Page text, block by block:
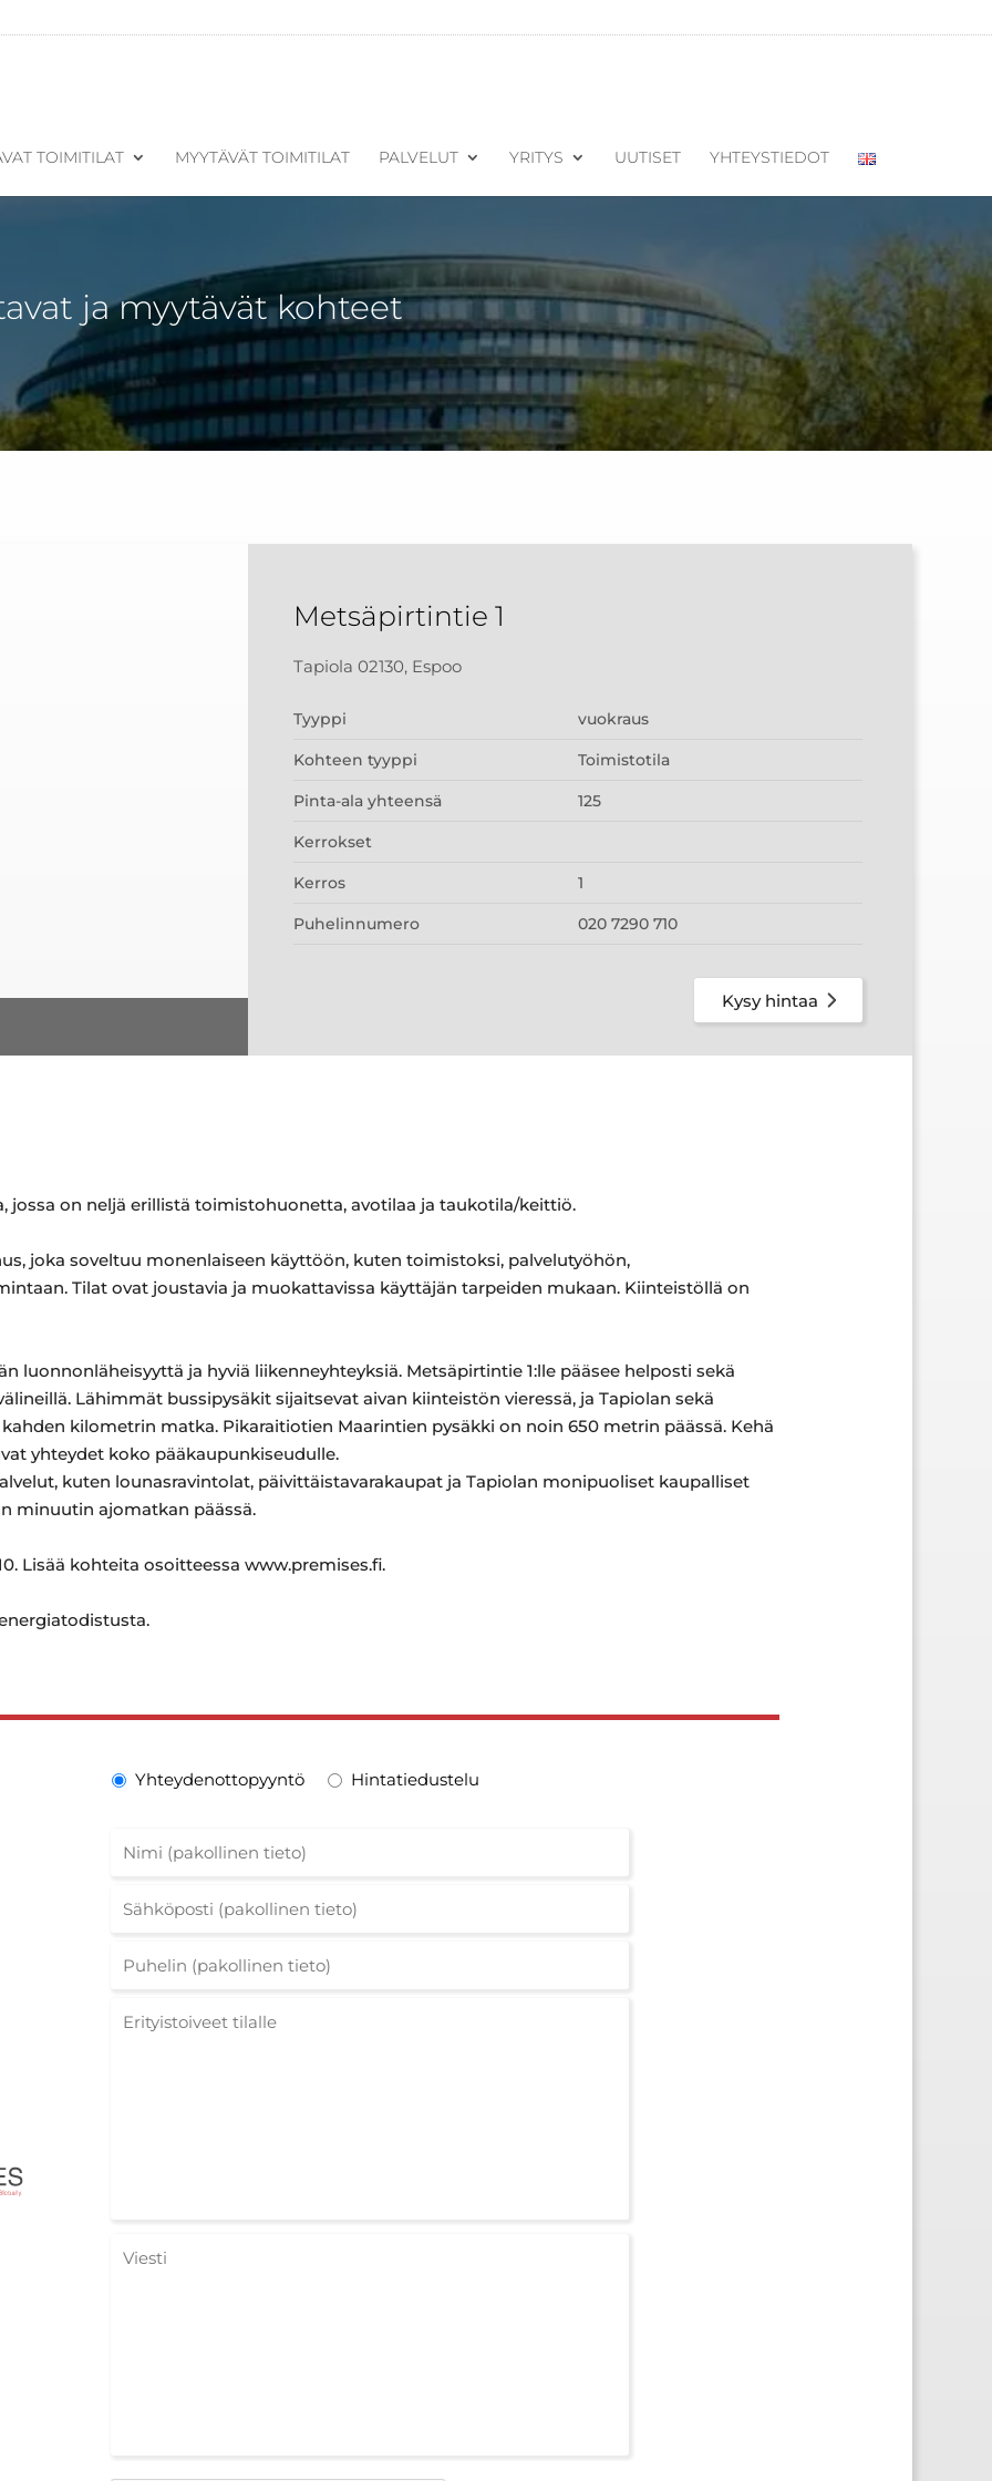
TOIMITILAT MYYTÄVÄT TOIMITILAT PALVELUT YRITYS UUTISET YHTEYSTIEDOT
ja myytävät kohteet
Metsäpirtintie 1
Tapiola 02130, Espoo
Tyyppi vuokraus
Kohteen tyyppi Toimistotila
Pinta-ala yhteensä 125
Kerrokset
Kerros 1
Puhelinnumero 020 7290 710
Kysy hintaa
jossa on neljä erillistä toimistohuonetta, avotilaa ja taukotila/keittiö.
joka soveltuu monenlaiseen käyttöön, kuten toimistoksi, palvelutyöhön,
Tilat ovat joustavia ja muokattavissa käyttäjän tarpeiden mukaan. Kiinteistöllä on
luonnonläheisyyttä ja hyviä liikenneyhteyksiä. Metsäpirtintie 1:lle pääsee helposti sekä
Lähimmät bussipysäkit sijaitsevat aivan kiinteistön vieressä, ja Tapiolan sekä
kilometrin matka. Pikaraitiotien Maarintien pysäkki on noin 650 metrin päässä. Kehä
yhteydet koko pääkaupunkiseudulle.
kuten lounasravintolat, päivittäistavarakaupat ja Tapiolan monipuoliset kaupalliset
minuutin ajomatkan päässä.
Lisää kohteita osoitteessa www.premises.fi.
Yhteydenottopyyntö Hintatiedustelu